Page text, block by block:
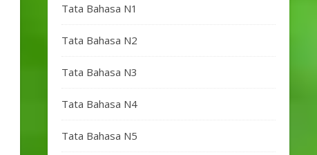
Tata Bahasa N1
Tata Bahasa N2
Tata Bahasa N3
Tata Bahasa N4
Tata Bahasa N5